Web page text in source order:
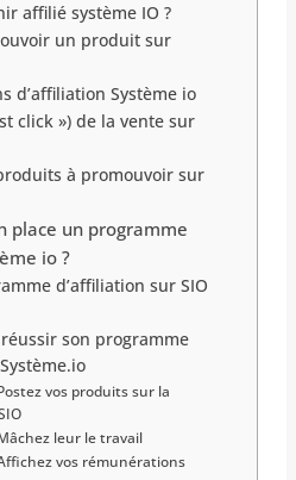
affilié système IO ?
un produit sur
d’affiliation Système io
click ») de la vente sur
à promouvoir sur
place un programme
io ?
d’affiliation sur SIO
son programme
vos produits sur la
leur le travail
vos rémunérations